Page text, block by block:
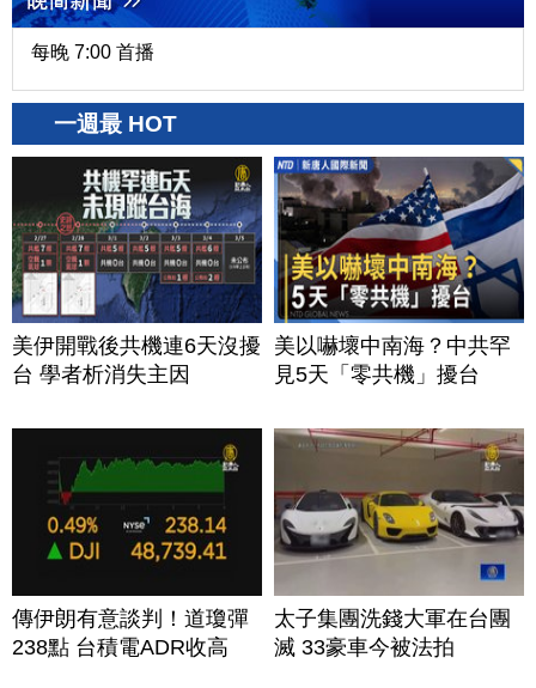
每晚 7:00 首播
一週最 HOT
美伊開戰後共機連6天沒擾
台 學者析消失主因
美以嚇壞中南海？中共罕
見5天「零共機」擾台
傳伊朗有意談判！道瓊彈
238點 台積電ADR收高
太子集團洗錢大軍在台團
滅 33豪車今被法拍